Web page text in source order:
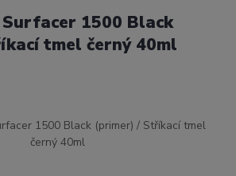
1500 Black
tmel černý 40ml